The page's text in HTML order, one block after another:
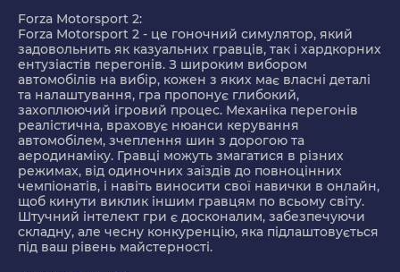
Forza Motorsport 2:
Forza Motorsport 2 - це гоночний симулятор, який
задовольнить як казуальних гравців, так і хардкорних
ентузіастів перегонів. З широким вибором
автомобілів на вибір, кожен з яких має власні деталі
та налаштування, гра пропонує глибокий,
захоплюючий ігровий процес. Механіка перегонів
реалістична, враховує нюанси керування
автомобілем, зчеплення шин з дорогою та
аеродинаміку. Гравці можуть змагатися в різних
режимах, від одиночних заїздів до повноцінних
чемпіонатів, і навіть виносити свої навички в онлайн,
щоб кинути виклик іншим гравцям по всьому світу.
Штучний інтелект гри є досконалим, забезпечуючи
складну, але чесну конкуренцію, яка підлаштовується
під ваш рівень майстерності.